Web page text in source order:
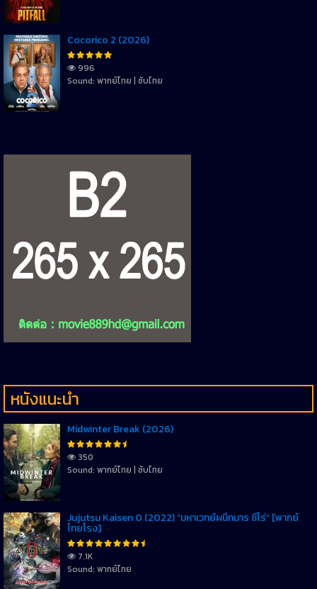
Cocorico 2 (2026)
996
Sound: พากย์ไทย | ซับไทย
หนังแนะนำ
Midwinter Break (2026)
350
Sound: พากย์ไทย | ซับไทย
Jujutsu Kaisen 0 (2022) “มหาเวทย์ผนึกมาร ซีโร่” [พากย์
ไทยโรง]
7.1K
Sound: พากย์ไทย